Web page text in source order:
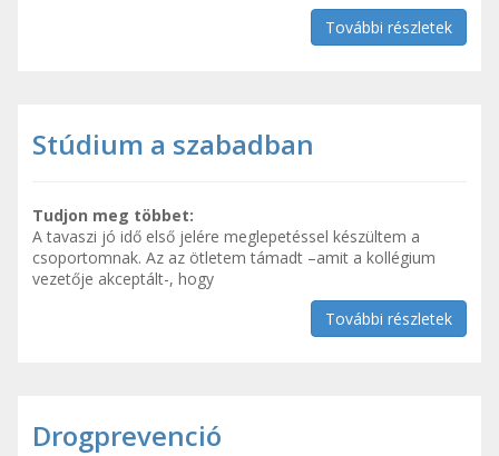
További részletek
Stúdium a szabadban
Tudjon meg többet:
A tavaszi jó idő első jelére meglepetéssel készültem a
csoportomnak. Az az ötletem támadt –amit a kollégium
vezetője akceptált-, hogy
További részletek
Drogprevenció